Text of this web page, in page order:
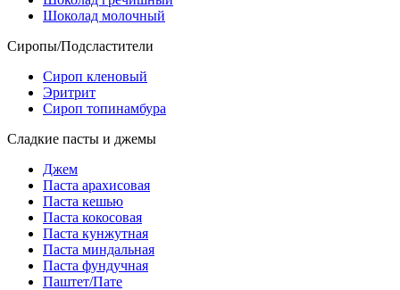
Шоколад молочный
Сиропы/Подсластители
Сироп кленовый
Эритрит
Сироп топинамбура
Сладкие пасты и джемы
Джем
Паста арахисовая
Паста кешью
Паста кокосовая
Паста кунжутная
Паста миндальная
Паста фундучная
Паштет/Пате